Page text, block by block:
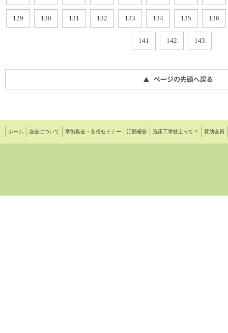
129 130 131 132 133 134 135 136
141 142 143
ホーム 当会について 学術集会・各種セミナー 活動報告 臨床工学技士って？ 賛助会員